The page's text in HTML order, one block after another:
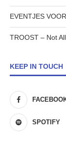
EVENTJES
TROOST – Not
KEEP IN TOUCH
SPOTIFY